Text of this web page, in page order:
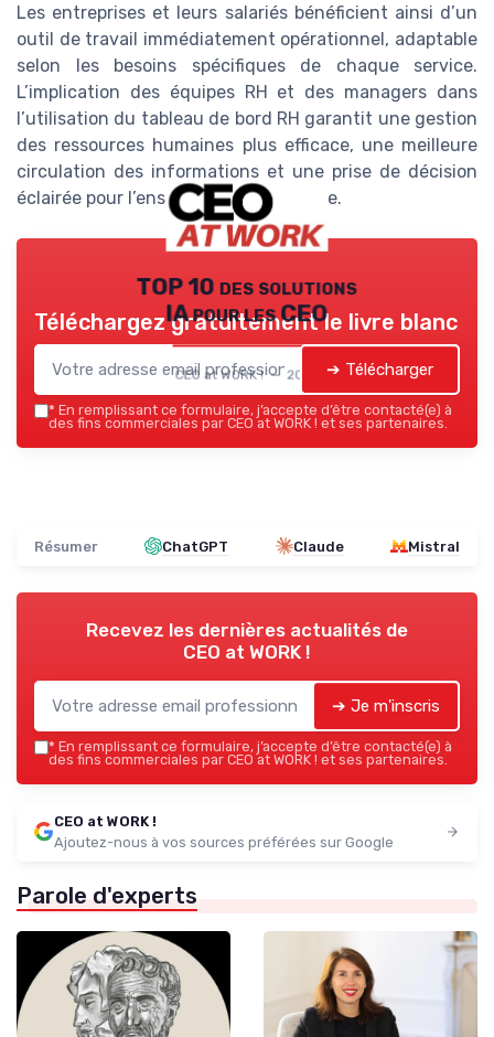
Les entreprises et leurs salariés bénéficient ainsi d’un
outil de travail immédiatement opérationnel, adaptable
selon les besoins spécifiques de chaque service.
L’implication des équipes RH et des managers dans
l’utilisation du tableau de bord RH garantit une gestion
des ressources humaines plus efficace, une meilleure
circulation des informations et une prise de décision
éclairée pour l’ensemble de l’entreprise.
TOP 10 des solutions
IA pour les CEO
CEO at WORK ! — 2026
Téléchargez gratuitement le livre blanc
➔ Télécharger
* En remplissant ce formulaire, j’accepte d’être contacté(e) à
des fins commerciales par CEO at WORK ! et ses partenaires.
Résumer ChatGPT Claude Mistral
Recevez les dernières actualités de
CEO at WORK !
➔ Je m'inscris
* En remplissant ce formulaire, j’accepte d’être contacté(e) à
des fins commerciales par CEO at WORK ! et ses partenaires.
CEO at WORK !
Ajoutez-nous à vos sources préférées sur Google
Parole d'experts